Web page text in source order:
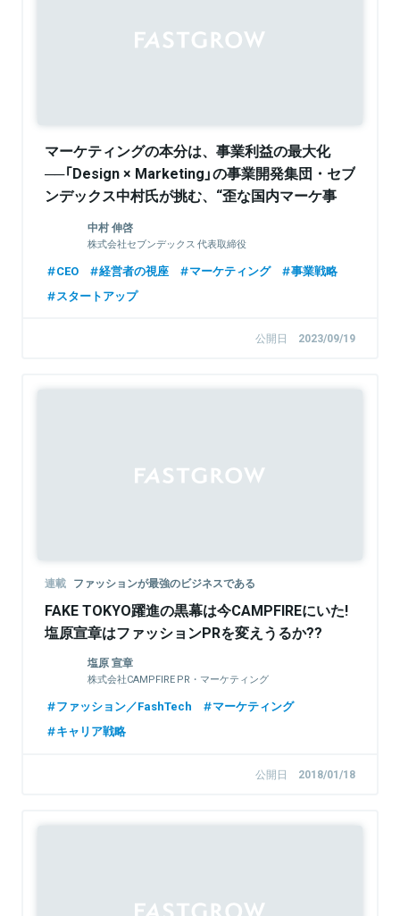
マーケティングの本分は、事業利益の最大化
──「Design × Marketing」の事業開発集団・セブ
ンデックス中村氏が挑む、“歪な国内マーケ事
情”の変革中村 伸啓
株式会社セブンデックス 代表取締役
CEO 経営者の視座 マーケティング
事業戦略
スタートアップ
公開日 2023/09/19
連載 ファッションが最強のビジネスである
FAKE TOKYO躍進の黒幕は今CAMPFIREにいた!
塩原宣章はファッションPRを変えうるか??
塩原 宣章
株式会社CAMPFIRE PR・マーケティング
ファッション／FashTech
マーケティング
キャリア戦略
公開日 2018/01/18